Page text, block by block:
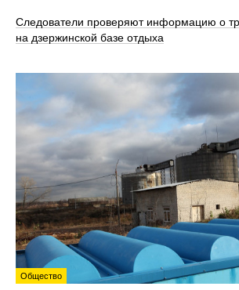
Следователи проверяют информацию о
на дзержинской базе отдыха
Общество